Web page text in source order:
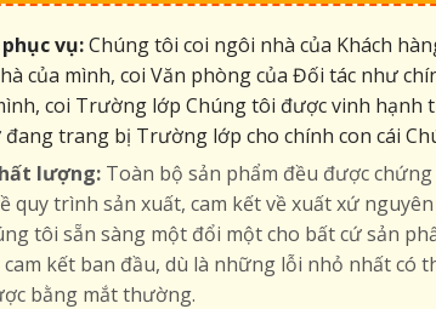
vụ:Chúng tôi coi ngôi nhà của Khách
của mình, coi Văn phòng của Đối tác như
coi Trường lớp Chúng tôi được vinh hạnh
trang bị Trường lớp cho chính con cái
lượng: Toàn bộ sản phẩm đều được
quy trình sản xuất, cam kết về xuất xứ
tôi sẵn sàng một đổi một cho bất cứ sản
kết ban đầu, dù là những lỗi nhỏ nhất có
bằng mắt thường.